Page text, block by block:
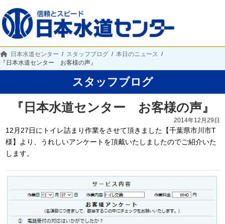
日本水道センター スタッフブログ
本日のニュース
『日本水道センター お客様の声』
スタッフブログ
『日本水道センター お客様の声』
2014年12月29日
12月27日にトイレ詰まり作業をさせて頂きました【千葉県市川市T
様】より、うれしいアンケートを頂戴いたしましたのでご紹介いた
します。